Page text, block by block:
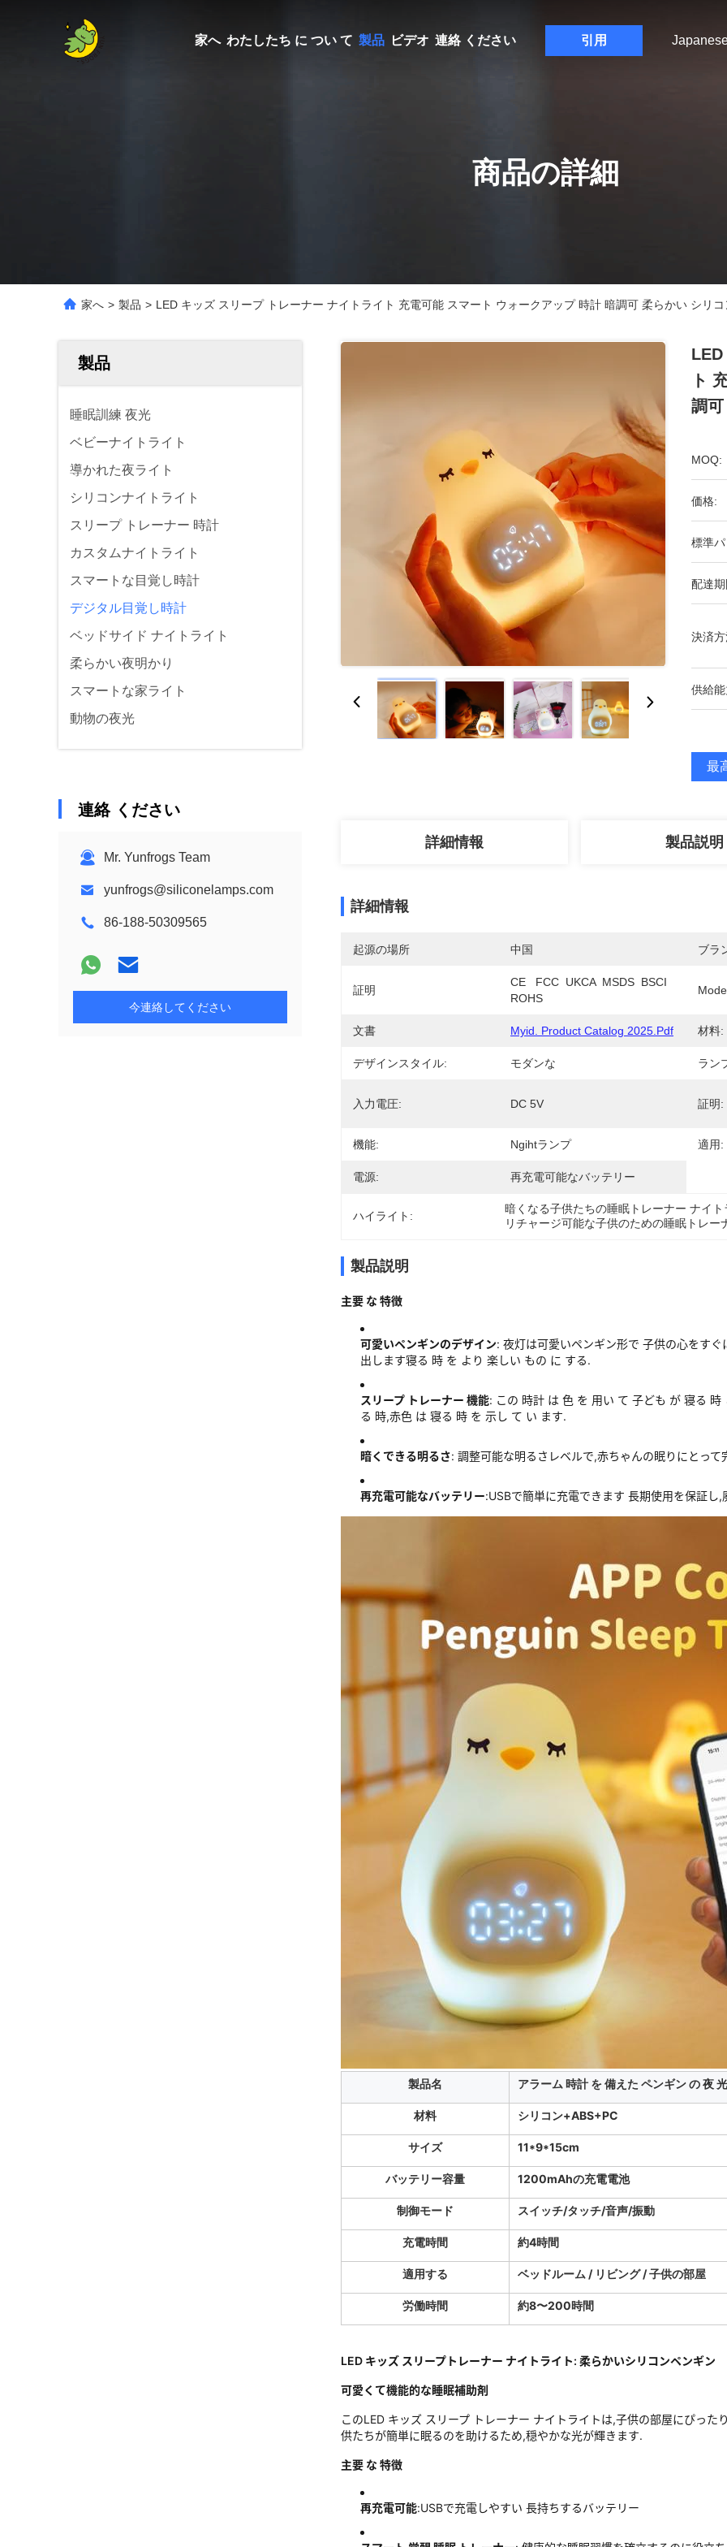
家へ わたしたち に つい て 製品 ビデオ 連絡 ください 引用
商品の詳細
家へ > 製品 > LED キッズ スリープ トレーナー ナイトライト 充電可能 スマート ウォークアップ 時計 暗調可 柔らかい シリ
製品
睡眠訓練 夜光
ベビーナイトライト
導かれた夜ライト
シリコンナイトライト
スリープ トレーナー 時計
カスタムナイトライト
スマートな目覚し時計
デジタル目覚し時計
ベッドサイド ナイトライト
柔らかい夜明かり
スマートな家ライト
動物の夜光
連絡 ください
Mr. Yunfrogs Team
yunfrogs@siliconelamps.com
86-188-50309565
今連絡してください
ト
調
MOQ:
価格:
標準
配達
決済
供給
最
詳細情報 製品説明
詳細情報
起源の場所 中国 ブラ
証明
CE   FCC  UKCA  MSDS  BSCI
ROHS
文書 Myid. Product Catalog 2025.pdf 材料:
デザインスタイル: モダンな ラン
入力電圧: DC 5V 証明:
機能: Ngihtランプ 適用:
電源: 再充電可能なバッテリー
ハイライト:
暗くなる子供たちの睡眠トレーナー ナイト
リチャージ可能な子供のための睡眠トレー
製品説明
主要 な 特徴
可愛いペンギンのデザイン: 夜灯は可愛いペンギン形で 子供の心をす
出します寝る 時 を より 楽しい もの に する.
スリープ トレーナー 機能: この 時計 は 色 を 用い て 子ども が 寝る
る 時,赤色 は 寝る 時 を 示し て い ます.
暗くできる明るさ: 調整可能な明るさレベルで,赤ちゃんの眠りにとっ
再充電可能なバッテリー:USBで簡単に充電できます 長期使用を保証し
製品名 アラーム 時計 を 備えた ペンギン の 夜 光
材料 シリコン+ABS+PC
サイズ 11*9*15cm
バッテリー容量 1200mAhの充電電池
制御モード スイッチ/タッチ/音声/振動
充電時間 約4時間
適用する ベッドルーム / リビング / 子供の部屋
労働時間 約8〜200時間
LED キッズ スリープトレーナー ナイトライト: 柔らかいシリコンペンギン
可愛くて機能的な睡眠補助剤
このLED キッズ スリープ トレーナー ナイトライトは,子供の部屋にぴっ
供たちが簡単に眠るのを助けるため,穏やかな光が輝きます.
主要 な 特徴
再充電可能:USBで充電しやすい 長持ちするバッテリー